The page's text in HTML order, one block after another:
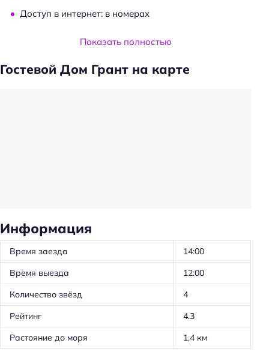
Доступ в интернет: в номерах
Услуги и удобства
Трансфер: от/до железнодорожного вокзала
Оборудование для кухни: микроволновка
Оборудование для кухни: плита
Оборудование для кухни: посуда
Трансфер: платный
Удобства в номерах
Стиральная машина
Показать полностью
Гостевой Дом Грант на карте
Информация
Время заезда
14:00
Время выезда
12:00
Количество звёзд
4
Рейтинг
4.3
Растояние до моря
1,4 км